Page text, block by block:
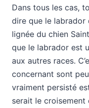
Dans tous les cas,
dire que le labrador
lignée du chien
que le labrador est
aux autres races.
concernant sont
vraiment persisté
serait le croisement